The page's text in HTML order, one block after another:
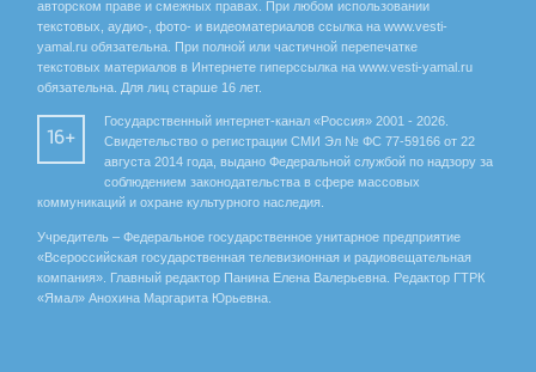
авторском праве и смежных правах. При любом использовании
текстовых, аудио-, фото- и видеоматериалов ссылка на www.vesti-
yamal.ru обязательна. При полной или частичной перепечатке
текстовых материалов в Интернете гиперссылка на www.vesti-yamal.ru
обязательна. Для лиц старше 16 лет.
16+
Государственный интернет-канал «Россия» 2001 - 2026.
Свидетельство о регистрации СМИ Эл № ФС 77-59166 от 22
августа 2014 года, выдано Федеральной службой по надзору за
соблюдением законодательства в сфере массовых
коммуникаций и охране культурного наследия.
Учредитель – Федеральное государственное унитарное предприятие
«Всероссийская государственная телевизионная и радиовещательная
компания». Главный редактор Панина Елена Валерьевна. Редактор ГТРК
«Ямал» Анохина Маргарита Юрьевна.